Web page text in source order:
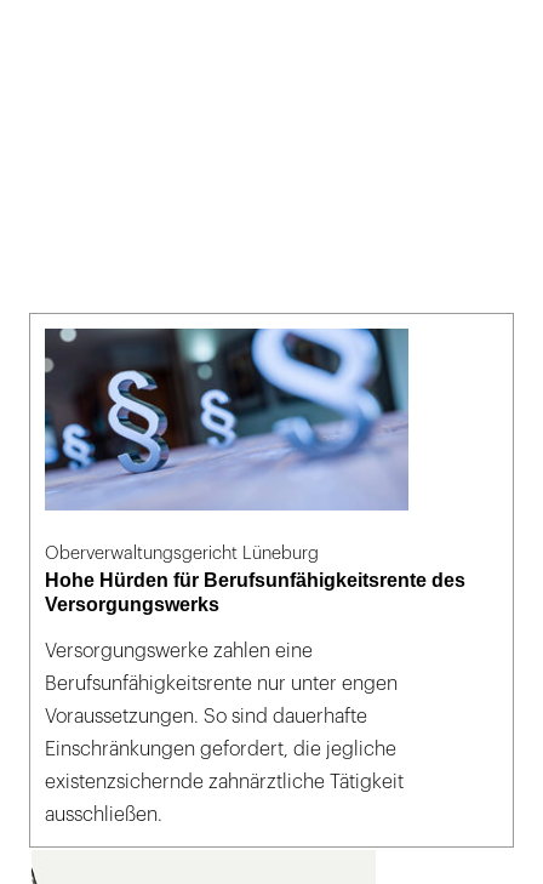
Oberverwaltungsgericht Lüneburg
Hohe Hürden für Berufsunfähigkeitsrente des
Versorgungswerks
Versorgungswerke zahlen eine
Berufsunfähigkeitsrente nur unter engen
Voraussetzungen. So sind dauerhafte
Einschränkungen gefordert, die jegliche
existenzsichernde zahnärztliche Tätigkeit
ausschließen.